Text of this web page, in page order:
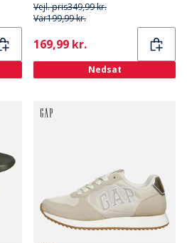
Vejl. pris349,99 kr.
Var199,99 kr.
Current
169,99 kr.
Nedsat